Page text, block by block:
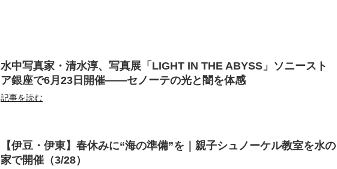
水中写真家・清水淳、写真展「LIGHT IN THE ABYSS」ソニースト
ア銀座で6月23日開催——セノーテの光と闇を体感
記事を読む
【伊豆・伊東】春休みに“海の準備”を｜親子シュノーケル教室を水の
家で開催（3/28）